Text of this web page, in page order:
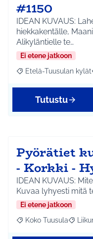
#1150
IDEAN KUVAUS:
hiekkakentälle,
Alikyläntielle te…
Ei etene jatkoon
Rajaa tulokset
Etelä-Tuusulan kylät
Tutustu
Pyörätiet
- Korkki -
IDEAN KUVAUS:
Kuvaa lyhyesti mitä
Ei etene jatkoon
Rajaa tulokset
Koko Tuusula Rajaa